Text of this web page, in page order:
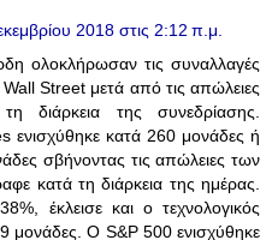
2018 στις 2:12 π.μ.
ολοκλήρωσαν τις συναλλαγές
Street μετά από τις απώλειες
διάρκεια της συνεδρίασης.
ενισχύθηκε κατά 260 μονάδες ή
σβήνοντας τις απώλειες των
κατά τη διάρκεια της ημέρας.
έκλεισε και ο τεχνολογικός
μονάδες. Ο S&P 500 ενισχύθηκε